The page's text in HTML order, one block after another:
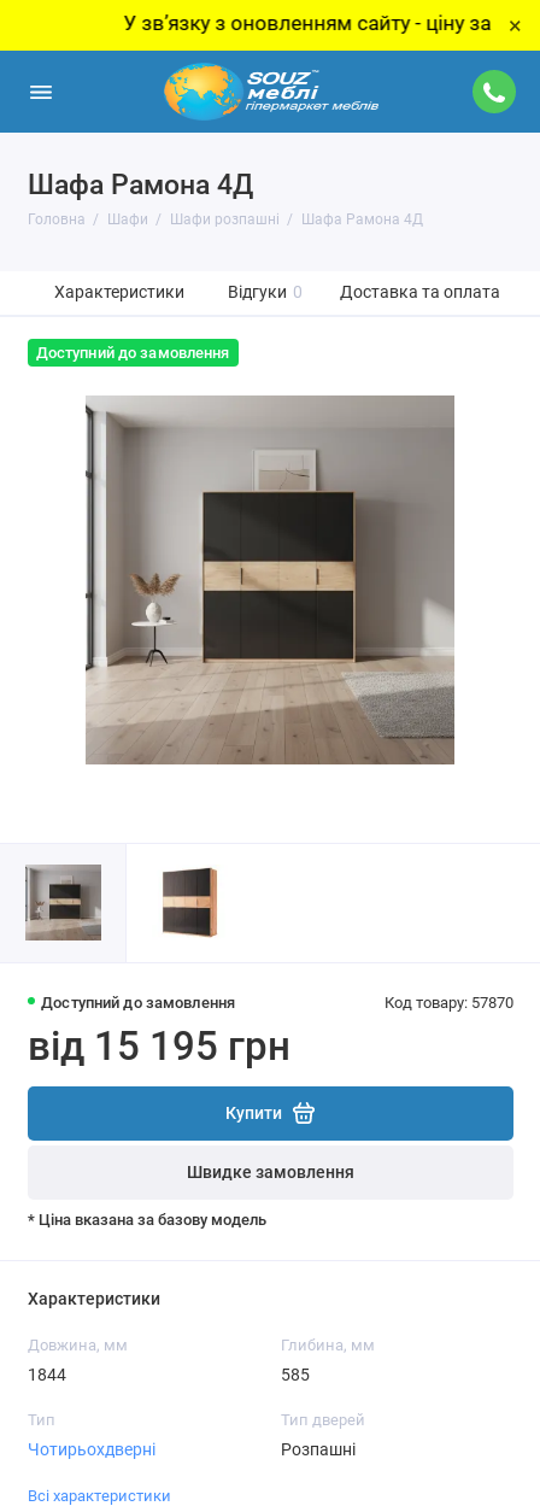
У звʼязку з оновленням сайту - ціну за товар ×
Шафа Рамона 4Д
Головна Шафи Шафи розпашні Шафа Рамона 4Д
Характеристики Відгуки 0 Доставка та оплата
Доступний до замовлення
Доступний до замовлення Код товару: 57870
від 15 195 грн
Купити
Швидке замовлення
* Ціна вказана за базову модель
Характеристики
Довжина, мм
1844
Глибина, мм
585
Тип
Чотирьохдверні
Тип дверей
Розпашні
Всі характеристики